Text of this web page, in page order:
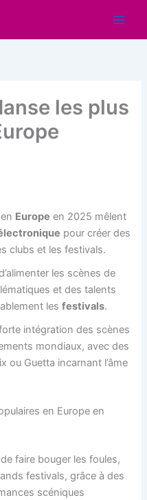
les plus
en Europe en 2025 mêlent
pour créer des
clubs et les festivals.
les scènes de
et des talents
lesfestivals.
intégration des scènes
mondiaux, avec des
ou Guetta incarnant l’âme
en Europe en
faire bouger les foules,
festivals, grâce à des
scéniques